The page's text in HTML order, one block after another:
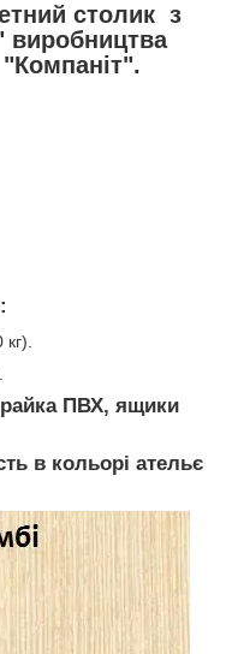
столик з
ПВХ, ящики
в кольорі ательє